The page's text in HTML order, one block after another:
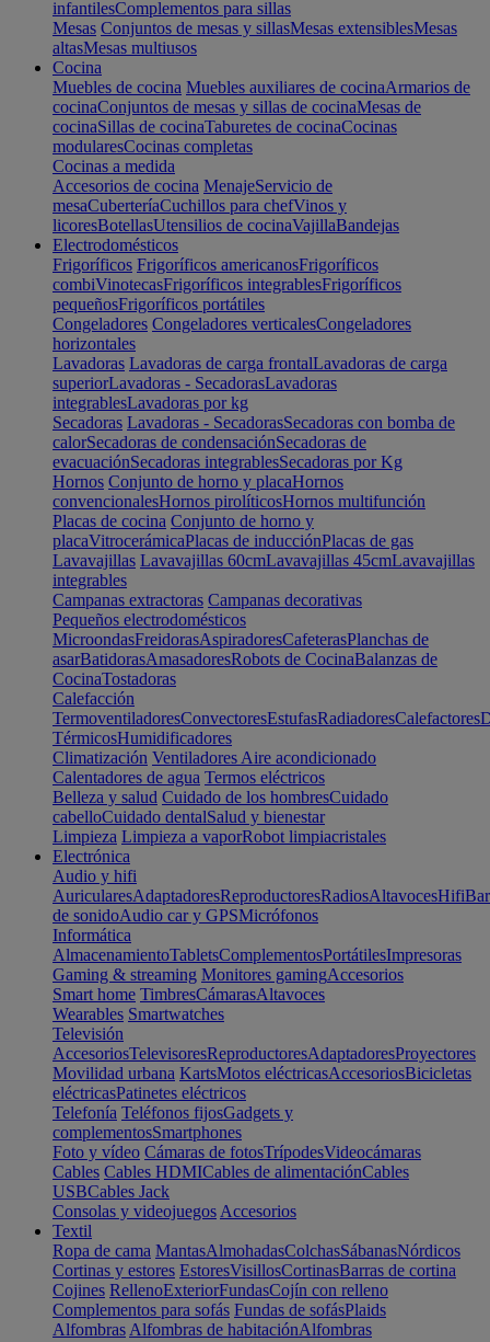
infantilesComplementos para sillas
Mesas Conjuntos de mesas y sillasMesas extensiblesMesas
altasMesas multiusos
Cocina
Muebles de cocina Muebles auxiliares de cocinaArmarios de
cocinaConjuntos de mesas y sillas de cocinaMesas de
cocinaSillas de cocinaTaburetes de cocinaCocinas
modularesCocinas completas
Cocinas a medida
Accesorios de cocina MenajeServicio de
mesaCuberteríaCuchillos para chefVinos y
licoresBotellasUtensilios de cocinaVajillaBandejas
Electrodomésticos
Frigoríficos Frigoríficos americanosFrigoríficos
combiVinotecasFrigoríficos integrablesFrigoríficos
pequeñosFrigoríficos portátiles
Congeladores Congeladores verticalesCongeladores
horizontales
Lavadoras Lavadoras de carga frontalLavadoras de carga
superiorLavadoras - SecadorasLavadoras
integrablesLavadoras por kg
Secadoras Lavadoras - SecadorasSecadoras con bomba de
calorSecadoras de condensaciónSecadoras de
evacuaciónSecadoras integrablesSecadoras por Kg
Hornos Conjunto de horno y placaHornos
convencionalesHornos pirolíticosHornos multifunción
Placas de cocina Conjunto de horno y
placaVitrocerámicaPlacas de inducciónPlacas de gas
Lavavajillas Lavavajillas 60cmLavavajillas 45cmLavavajillas
integrables
Campanas extractoras Campanas decorativas
Pequeños electrodomésticos
MicroondasFreidorasAspiradoresCafeterasPlanchas de
asarBatidorasAmasadoresRobots de CocinaBalanzas de
CocinaTostadoras
Calefacción
TermoventiladoresConvectoresEstufasRadiadoresCalefactores
TérmicosHumidificadores
Climatización Ventiladores Aire acondicionado
Calentadores de agua Termos eléctricos
Belleza y salud Cuidado de los hombresCuidado
cabelloCuidado dentalSalud y bienestar
Limpieza Limpieza a vaporRobot limpiacristales
Electrónica
Audio y hifi
AuricularesAdaptadoresReproductoresRadiosAltavocesHifi
de sonidoAudio car y GPSMicrófonos
Informática
AlmacenamientoTabletsComplementosPortátilesImpresoras
Gaming & streaming Monitores gamingAccesorios
Smart home TimbresCámarasAltavoces
Wearables Smartwatches
Televisión
AccesoriosTelevisoresReproductoresAdaptadoresProyectores
Movilidad urbana KartsMotos eléctricasAccesoriosBicicletas
eléctricasPatinetes eléctricos
Telefonía Teléfonos fijosGadgets y
complementosSmartphones
Foto y vídeo Cámaras de fotosTrípodesVideocámaras
Cables Cables HDMICables de alimentaciónCables
USBCables Jack
Consolas y videojuegos Accesorios
Textil
Ropa de cama MantasAlmohadasColchasSábanasNórdicos
Cortinas y estores EstoresVisillosCortinasBarras de cortina
Cojines RellenoExteriorFundasCojín con relleno
Complementos para sofás Fundas de sofásPlaids
Alfombras Alfombras de habitaciónAlfombras